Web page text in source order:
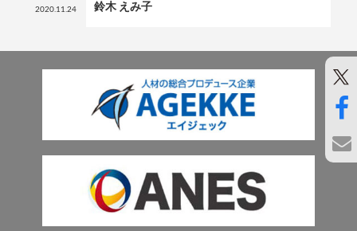
2020.11.24 鈴木 えみ子